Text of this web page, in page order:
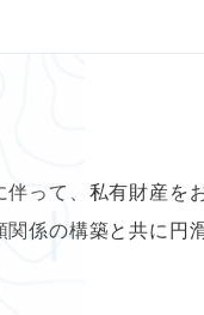
って、私有財産
係の構築と共に円